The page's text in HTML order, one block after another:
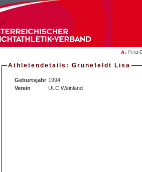
Athletendetails: Grünefeldt Lisa
Geburtsjahr 1994
Verein
ULC Weinland